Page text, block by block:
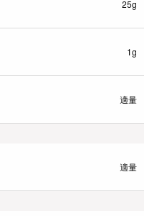
25g
1g
適量
適量